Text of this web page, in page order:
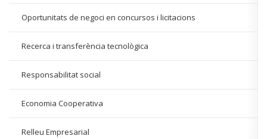
Oportunitats de negoci en concursos i licitacions
Recerca i transferència tecnològica
Responsabilitat social
Economia Cooperativa
Relleu Empresarial